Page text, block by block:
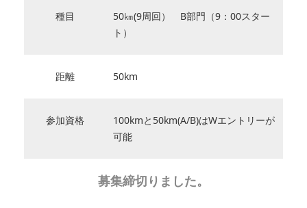
種目
50㎞(9周回） B部門（9：00スター
ト）
距離 50km
参加資格
100kmと50km(A/B)はWエントリーが
可能
募集締切りました。